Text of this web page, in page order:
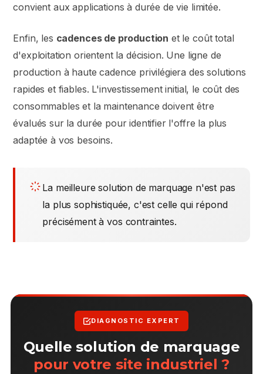
convient aux applications à durée de vie limitée.
Enfin, les cadences de production et le coût total
d'exploitation orientent la décision. Une ligne de
production à haute cadence privilégiera des solutions
rapides et fiables. L'investissement initial, le coût des
consommables et la maintenance doivent être
évalués sur la durée pour identifier l'offre la plus
adaptée à vos besoins.
La meilleure solution de marquage n'est pas
la plus sophistiquée, c'est celle qui répond
précisément à vos contraintes.
DIAGNOSTIC EXPERT
Quelle solution de marquage
pour votre site industriel ?